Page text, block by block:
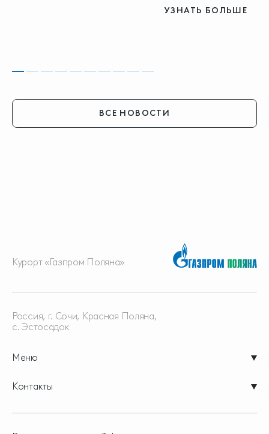
УЗНАТЬ БОЛЬШЕ
ВСЕ НОВОСТИ
Курорт «Газпром Поляна»
Меню
Россия, г. Сочи, Красная Поляна,
с. Эстосадок
Контакты